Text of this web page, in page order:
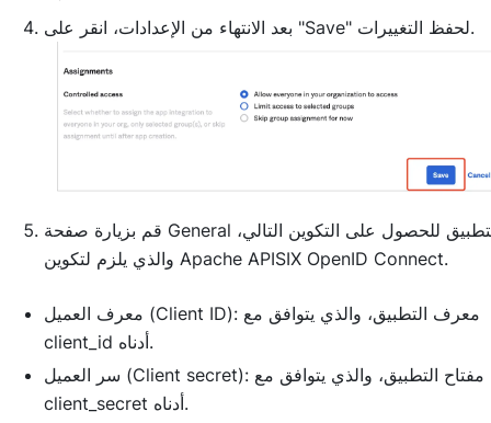
بعد الانتهاء من الإعدادات، انقر على "Save" لحفظ التغييرات.
قم بزيارة صفحة General للتطبيق للحصول على التكوين التالي،
والذي يلزم لتكوين Apache APISIX OpenID Connect.
معرف العميل (Client ID): معرف التطبيق، والذي يتوافق مع
client_id أدناه.
سر العميل (Client secret): مفتاح التطبيق، والذي يتوافق مع
client_secret أدناه.